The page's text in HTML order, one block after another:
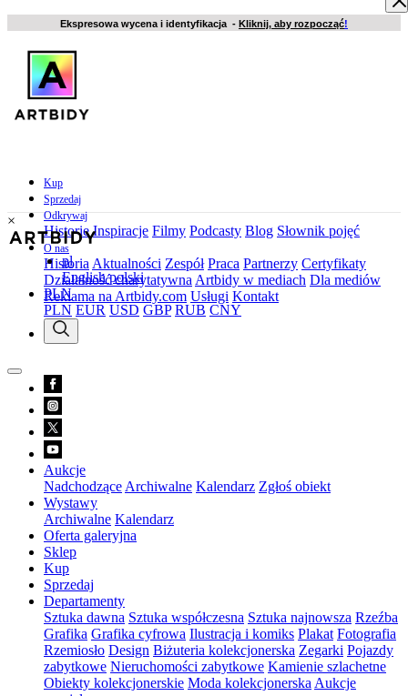
Ekspresowa wycena i identyfikacja - Kliknij, aby rozpocząć!
Kup
Sprzedaj
Odkrywaj
Historie Inspiracje Filmy Podcasty Blog Słownik pojęć
O nas
Historia Aktualności Zespół Praca Partnerzy Certyfikaty
Działalność charytatywna Artbidy w mediach Dla mediów
Reklama na Artbidy.com Usługi Kontakt
×
pl
Englishpolski
PLN
PLN EUR USD GBP RUB CNY
Aukcje
Nadchodzące Archiwalne Kalendarz Zgłoś obiekt
Wystawy
Archiwalne Kalendarz
Oferta galeryjna
Sklep
Kup
Sprzedaj
Departamenty
Sztuka dawna Sztuka współczesna Sztuka najnowsza Rzeźba
Grafika Grafika cyfrowa Ilustracja i komiks Plakat Fotografia
Rzemiosło Design Biżuteria kolekcjonerska Zegarki Pojazdy
zabytkowe Nieruchomości zabytkowe Kamienie szlachetne
Obiekty kolekcjonerskie Moda kolekcjonerska Aukcje